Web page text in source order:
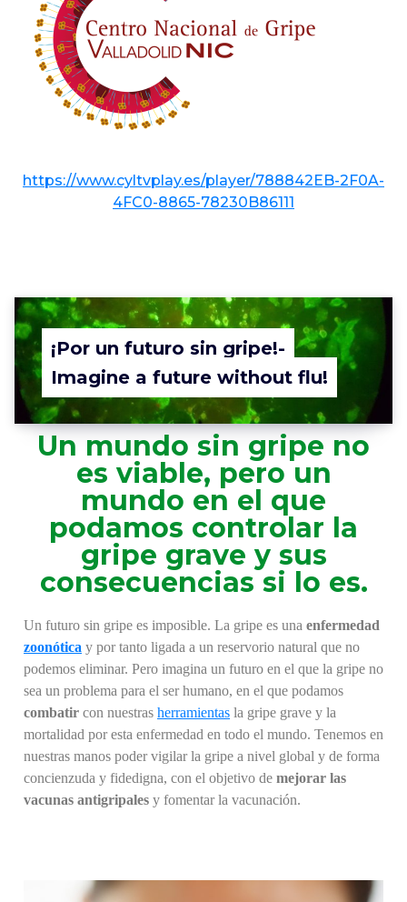
https://www.cyltvplay.es/player/788842EB-2F0A-
4FC0-8865-78230B86111
¡Por un futuro sin gripe!-
Imagine a future without flu!
Un mundo sin gripe no
es viable, pero un
mundo en el que
podamos controlar la
gripe grave y sus
consecuencias si lo es.
Un futuro sin gripe es imposible. La gripe es una enfermedad
zoonótica y por tanto ligada a un reservorio natural que no
podemos eliminar. Pero imagina un futuro en el que la gripe no
sea un problema para el ser humano, en el que podamos
combatir con nuestras herramientas la gripe grave y la
mortalidad por esta enfermedad en todo el mundo. Tenemos en
nuestras manos poder vigilar la gripe a nivel global y de forma
concienzuda y fidedigna, con el objetivo de mejorar las
vacunas antigripales y fomentar la vacunación.